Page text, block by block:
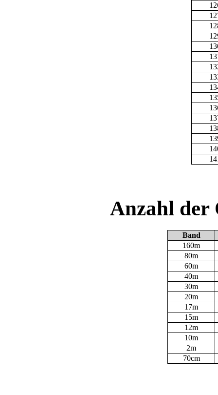
Anzahl der
Band
160m
80m
60m
40m
30m
20m
17m
15m
12m
10m
2m
70cm